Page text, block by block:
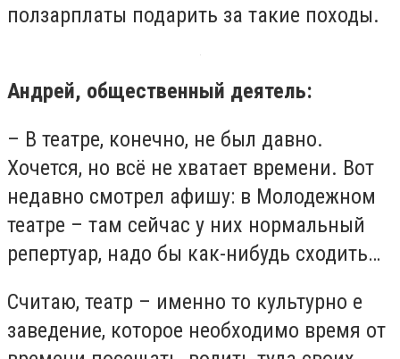
ползарплаты подарить за такие походы.
Андрей, общественный деятель:
– В театре, конечно, не был давно.
Хочется, но всё не хватает времени. Вот
недавно смотрел афишу: в Молодежном
театре – там сейчас у них нормальный
репертуар, надо бы как-нибудь сходить…
Считаю, театр – именно то культурно е
заведение, которое необходимо время от